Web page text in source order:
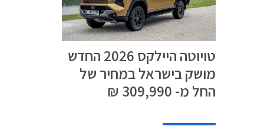
טויוטה היילקס 2026 החדש
מושק בישראל במחיר של
החל מ- 309,990 ₪